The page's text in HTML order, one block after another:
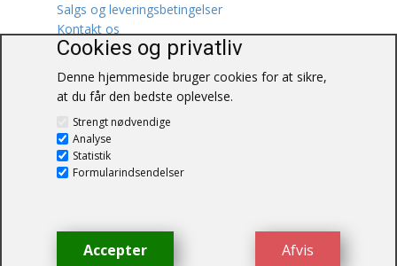
Musik
Naturen
Oldtidskundskab
Øvrige
Salgs og leveringsbetingelser
Kontakt os
Blåkærvej 25
6052 Viuf
Tlf.:60703190
© BogJensen.dk – Alle rettigheder
Cookies og privatliv
Denne hjemmeside bruger cookies for at sikre,
at du får den bedste oplevelse.
Strengt nødvendige
Analyse
Statistik
Formularindsendelser
Afvis
Accepter